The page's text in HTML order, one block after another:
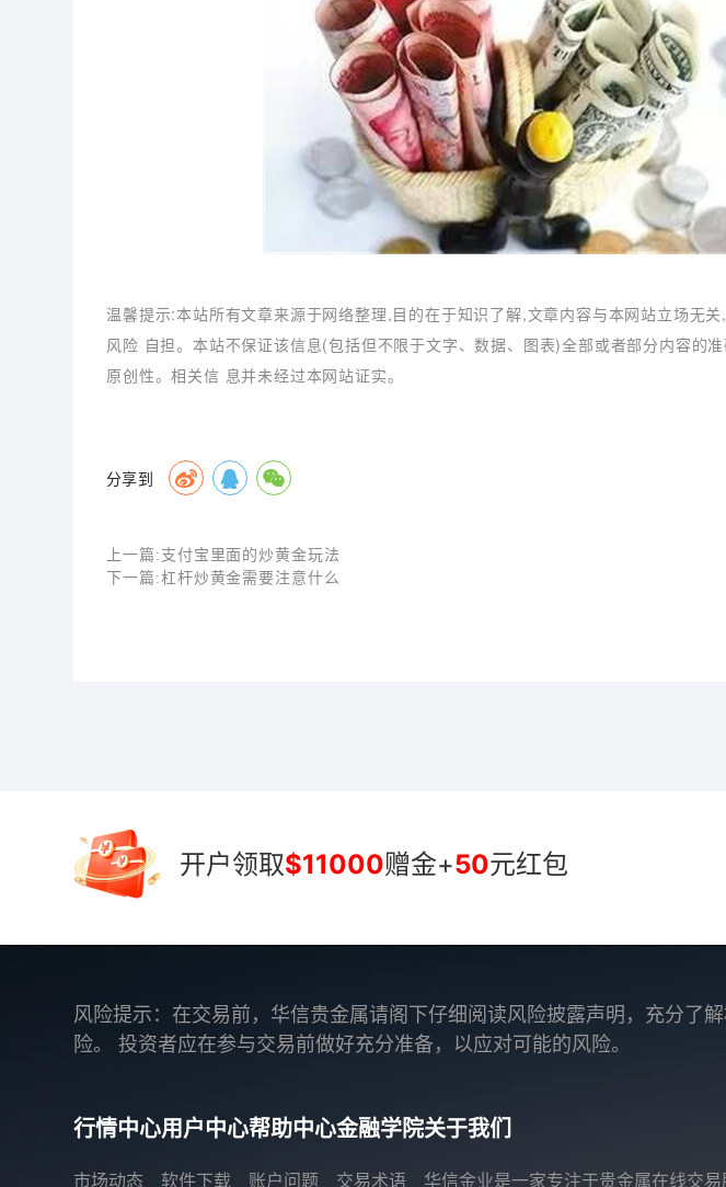
温馨提示:本站所有文章来源于网络整理,目的在于知识了解,文章内容与本网站立场无
风险 自担。本站不保证该信息(包括但不限于文字、数据、图表)全部或者部分内容的准
原创性。相关信 息并未经过本网站证实。
分享到
上一篇: 支付宝里面的炒黄金玩法
下一篇:杠杆炒黄金需要注意什么
开户领取$11000赠金+50元红包
风险提示：在交易前，华信贵金属请阁下仔细阅读风险披露声明，充分了
险。 投资者应在参与交易前做好充分准备，以应对可能的风险。
行情中心
市场动态
用户中心
软件下载
帮助中心
账户问题
金融学院
交易术语
关于我们
华信金业是一家专注于贵金属在线交易